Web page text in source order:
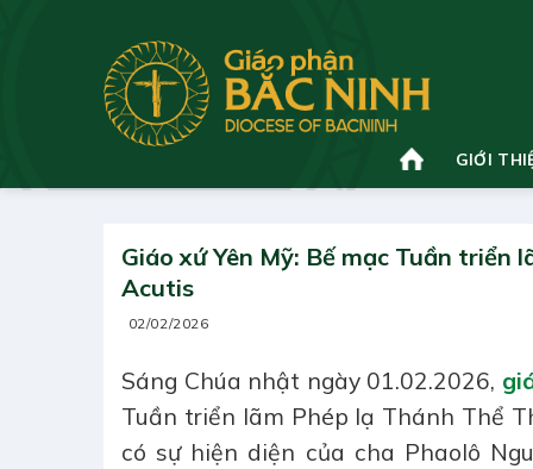
GIỚI
Giáo xứ Yên Mỹ: Bế mạc Tuần triển
Acutis
02/02/2026
Sáng Chúa nhật ngày 01.02.2026,
Tuần triển lãm Phép lạ Thánh Thể
có sự hiện diện của cha Phaolô